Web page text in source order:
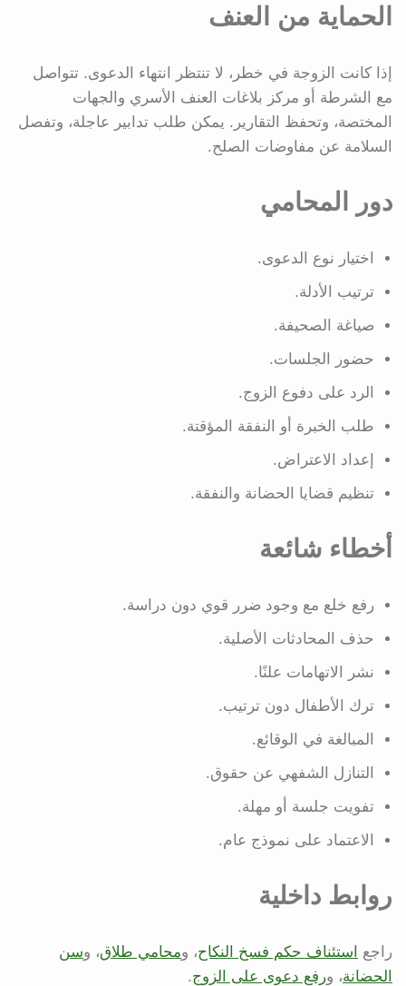
الحماية من العنف
إذا كانت الزوجة في خطر، لا تنتظر انتهاء الدعوى. تتواصل
مع الشرطة أو مركز بلاغات العنف الأسري والجهات
المختصة، وتحفظ التقارير. يمكن طلب تدابير عاجلة، وتفصل
السلامة عن مفاوضات الصلح.
دور المحامي
اختيار نوع الدعوى.
ترتيب الأدلة.
صياغة الصحيفة.
حضور الجلسات.
الرد على دفوع الزوج.
طلب الخبرة أو النفقة المؤقتة.
إعداد الاعتراض.
تنظيم قضايا الحضانة والنفقة.
أخطاء شائعة
رفع خلع مع وجود ضرر قوي دون دراسة.
حذف المحادثات الأصلية.
نشر الاتهامات علنًا.
ترك الأطفال دون ترتيب.
المبالغة في الوقائع.
التنازل الشفهي عن حقوق.
تفويت جلسة أو مهلة.
الاعتماد على نموذج عام.
روابط داخلية
راجع استئناف حكم فسخ النكاح، ومحامي طلاق، وسن
الحضانة، ورفع دعوى على الزوج.